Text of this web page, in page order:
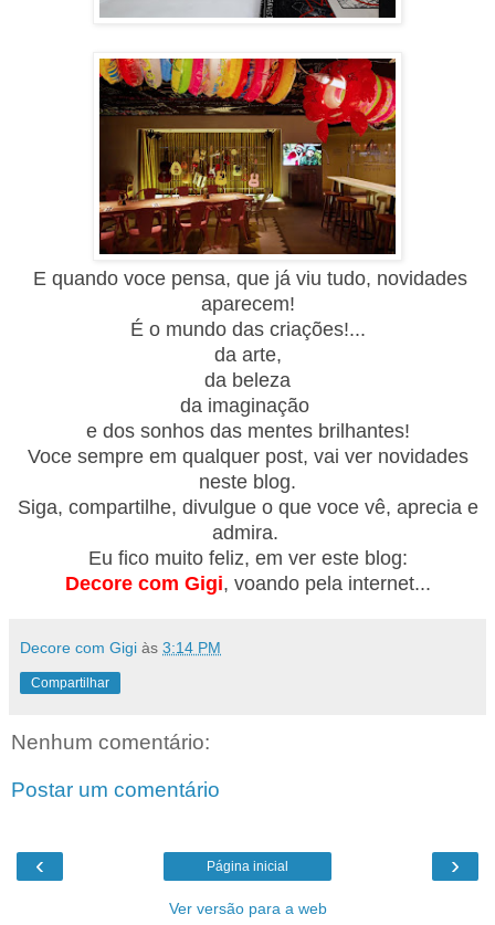
E quando voce pensa, que já viu tudo, novidades
aparecem!
É o mundo das criações!...
da arte,
da beleza
da imaginação
e dos sonhos das mentes brilhantes!
Voce sempre em qualquer post, vai ver novidades
neste blog.
Siga, compartilhe, divulgue o que voce vê, aprecia e
admira.
Eu fico muito feliz, em ver esteblog:
Decore com Gigi, voando pela internet...
Decore com Gigi às 3:14 PM
Compartilhar
Nenhum comentário:
Postar um comentário
‹ ›
Página inicial
Ver versão para a web